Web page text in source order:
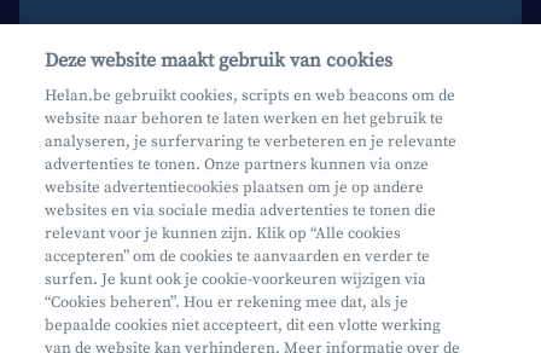
Contacteer ons
Maak een afspraak
Waar vind je ons?
Mifid
Privacy
Deze website maakt gebruik van cookies
Helan.be gebruikt cookies, scripts en web beacons om de
website naar behoren te laten werken en het gebruik te
analyseren, je surfervaring te verbeteren en je relevante
advertenties te tonen. Onze partners kunnen via onze
website advertentiecookies plaatsen om je op andere
websites en via sociale media advertenties te tonen die
relevant voor je kunnen zijn. Klik op “Alle cookies
accepteren” om de cookies te aanvaarden en verder te
surfen. Je kunt ook je cookie-voorkeuren wijzigen via
“Cookies beheren”. Hou er rekening mee dat, als je
bepaalde cookies niet accepteert, dit een vlotte werking
van de website kan verhinderen. Meer informatie over de